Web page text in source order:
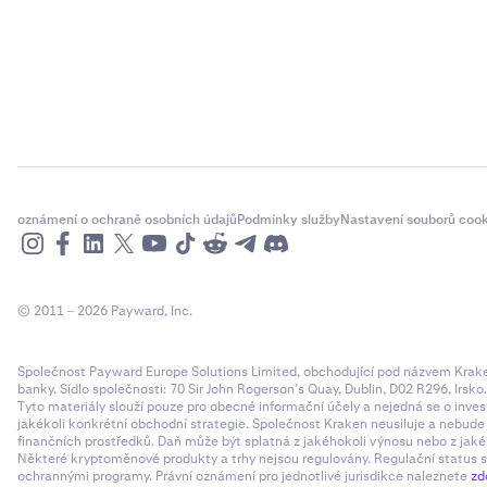
oznámení o ochraně osobních údajůPodmínky službyNastavení souborů
© 2011 – 2026 Payward, Inc.
Společnost Payward Europe Solutions Limited, obchodující pod názvem
banky. Sídlo společnosti: 70 Sir John Rogerson’s Quay, Dublin, D02 R296,
Tyto materiály slouží pouze pro obecné informační účely a nejedná se o
jakékoli konkrétní obchodní strategie. Společnost Kraken neusiluje a
finančních prostředků. Daň může být splatná z jakéhokoli výnosu nebo z
Některé kryptoměnové produkty a trhy nejsou regulovány. Regulační
ochrannými programy. Právní oznámení pro jednotlivé jurisdikce naleznete